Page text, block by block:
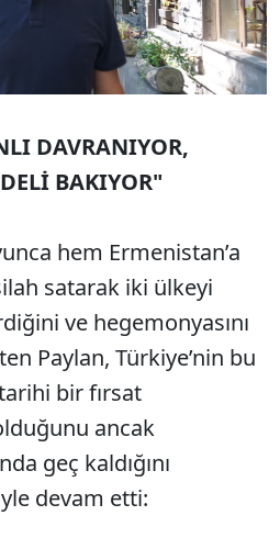
DAVRANIYOR,
BAKIYOR"
hem Ermenistan’a
satarak iki ülkeyi
ve hegemonyasını
Paylan, Türkiye’nin bu
bir fırsat
ancak
geç kaldığını
devam etti: